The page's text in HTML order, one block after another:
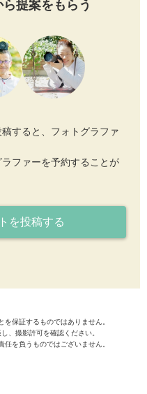
提案をもらう
すると、フォトグラファ
ファーを予約することが
を投稿する
保証するものではありません。
、撮影許可を確認ください。
を負うものではございません。